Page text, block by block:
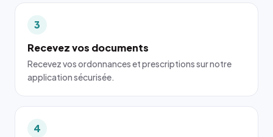
3
Recevez vos documents
Recevez vos ordonnances et prescriptions sur notre
application sécurisée.
4